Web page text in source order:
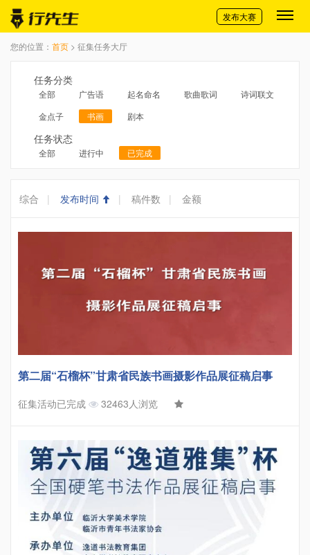
切换导航
发布大赛
您的位置： 首页 > 征集任务大厅
任务分类
全部 广告语 起名命名 歌曲歌词
诗词联文
金点子
书画 剧本
任务状态
全部 进行中 已完成
综合 | 发布时间 | 稿件数 | 金额
第二届“石榴杯”甘肃省民族书画摄影作品展征稿启事
征集活动已完成 32463人浏览